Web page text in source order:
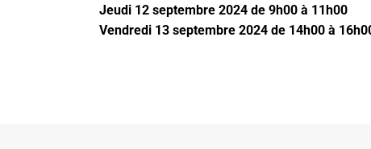
Jeudi 12 septembre 2024 de 9h00 à 11h00
Vendredi 13 septembre 2024 de 14h00 à